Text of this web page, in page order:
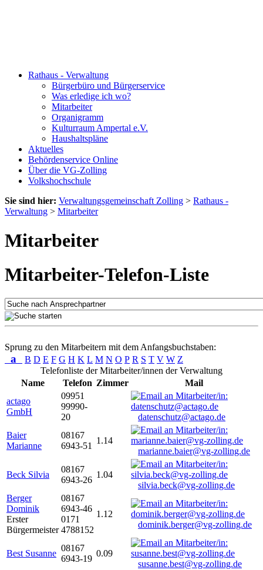
Rathaus - Verwaltung
Bürgerbüro und Bürgerservice
Was erledige ich wo?
Mitarbeiter
Organigramm
Kulturraum Ampertal e.V.
Haushaltspläne
Aktuelles
Behördenservice Online
Über die VG-Zolling
Volkshochschule
Sie sind hier: Verwaltungsgemeinschaft Zolling > Rathaus -
Verwaltung > Mitarbeiter
Mitarbeiter
Mitarbeiter-Telefon-Liste
Sprung zu den Mitarbeitern mit dem Anfangsbuchstaben:
a B D E F G H K L M N O P R S T V W Z
Telefonliste der Mitarbeiter/innen der Verwaltung
Name
Telefon Zimmer
Mail
actago
GmbH
09951
99990-
20
datenschutz@actago.de
Baier
Marianne
08167
6943-51
1.14
marianne.baier@vg-zolling.de
Beck Silvia
08167
6943-26
1.04
silvia.beck@vg-zolling.de
Berger
Dominik
Erster
Bürgermeister
08167
6943-46
0171
4788152
1.12
dominik.berger@vg-zolling.de
Best Susanne
08167
6943-19
0.09
susanne.best@vg-zolling.de